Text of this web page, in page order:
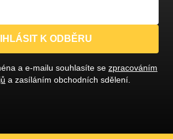
K ODBĚRU
a e-mailu souhlasíte se zpracováním
a zasíláním obchodních sdělení.